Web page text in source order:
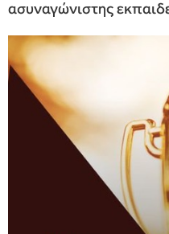
ασυναγώνιστης